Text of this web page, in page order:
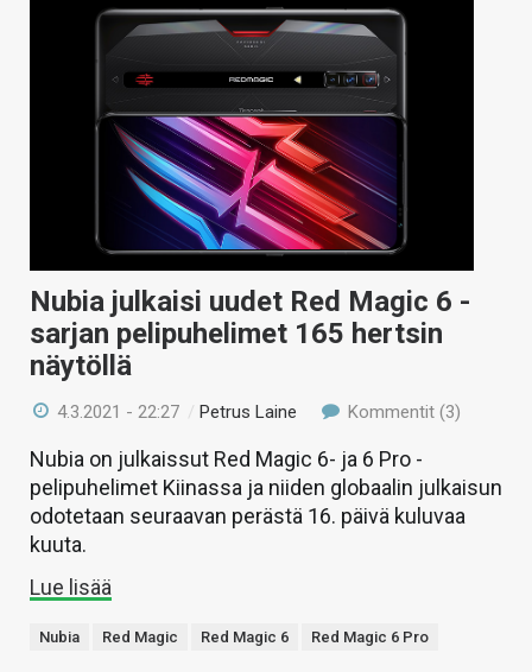
VAIHDA TEEMA
HAKU
Nubia julkaisi uudet Red Magic 6 -
sarjan pelipuhelimet 165 hertsin
näytöllä
4.3.2021 - 22:27 /Petrus Laine Kommentit (3)
Nubia on julkaissut Red Magic 6- ja 6 Pro -
pelipuhelimet Kiinassa ja niiden globaalin julkaisun
odotetaan seuraavan perästä 16. päivä kuluvaa
kuuta.
Lue lisää
Nubia Red Magic Red Magic 6 Red Magic 6 Pro